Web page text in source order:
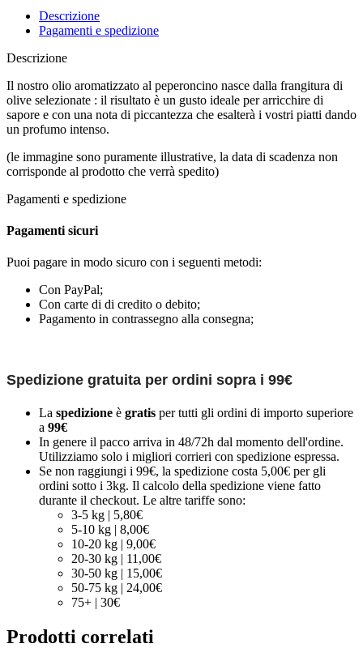
Descrizione
Pagamenti e spedizione
Descrizione
Il nostro olio aromatizzato al peperoncino nasce dalla frangitura di
olive selezionate : il risultato è un gusto ideale per arricchire di
sapore e con una nota di piccantezza che esalterà i vostri piatti dando
un profumo intenso.
(le immagine sono puramente illustrative, la data di scadenza non
corrisponde al prodotto che verrà spedito)
Pagamenti e spedizione
Pagamenti sicuri
Puoi pagare in modo sicuro con i seguenti metodi:
Con PayPal;
Con carte di di credito o debito;
Pagamento in contrassegno alla consegna;
Spedizione gratuita per ordini sopra i 99€
La spedizione è gratis per tutti gli ordini di importo superiore
a 99€
In genere il pacco arriva in 48/72h dal momento dell'ordine.
Utilizziamo solo i migliori corrieri con spedizione espressa.
Se non raggiungi i 99€, la spedizione costa 5,00€ per gli
ordini sotto i 3kg. Il calcolo della spedizione viene fatto
durante il checkout. Le altre tariffe sono:
3-5 kg | 5,80€
5-10 kg | 8,00€
10-20 kg | 9,00€
20-30 kg | 11,00€
30-50 kg | 15,00€
50-75 kg | 24,00€
75+ | 30€
Prodotti correlati